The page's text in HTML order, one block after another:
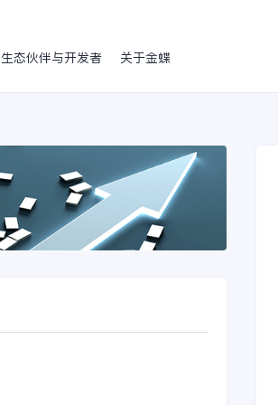
生态伙伴与开发者 关于金蝶